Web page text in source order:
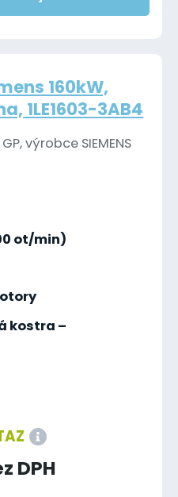
160kW,
1LE1603-3AB4
výrobce SIEMENS
ot/min)
kostra –
DPH